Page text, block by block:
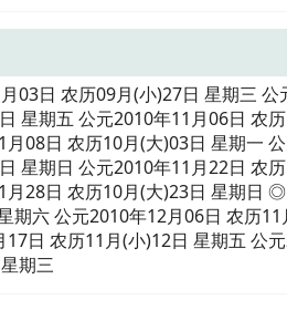
日 农历09月(小)27日 星期三 公
星期五 公元2010年11月06日 农
08日 农历10月(大)03日 星期一
星期日 公元2010年11月22日 农
28日 农历10月(大)23日 星期日
六 公元2010年12月06日 农历
日 农历11月(小)12日 星期五 公
期三